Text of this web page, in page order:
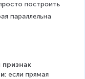
построить
параллельна
признак
: если прямая